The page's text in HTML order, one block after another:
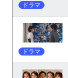
ドラマ
ドラマ